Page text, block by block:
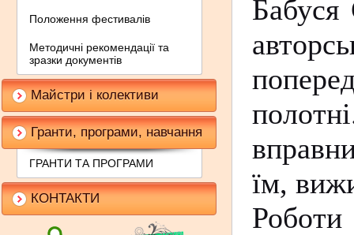
Положення фестивалів
Методичні рекомендації та
зразки документів
Майстри і колективи
Гранти, програми, навчання
ГРАНТИ ТА ПРОГРАМИ
КОНТАКТИ
Бабуся
їм,